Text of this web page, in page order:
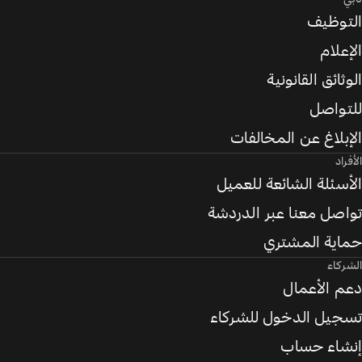
التوظيف
الإعلام
الوثائق القانونية
للتواصل
الإبلاغ عن المخالفات
الأفراد
الأسئلة الشائعة للعميل
تواصل معنا عبر الدردشة
حماية المشتري
الشركاء
دعم الأعمال
تسجيل الدخول للشركاء
إنشاء حساب